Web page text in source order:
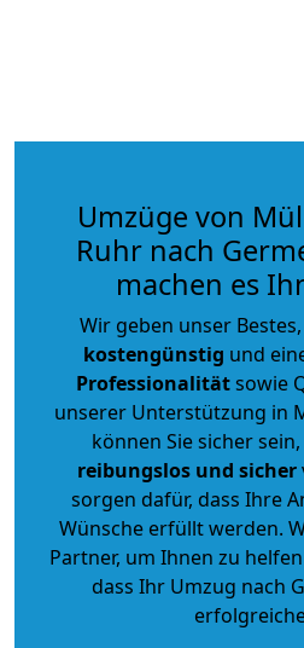
Umzüge von
Ruhr nach
machen es
Wir geben unser
kostengünstig und
Professionalitätsowie
unserer Unterstützung in
können Sie sicher
reibungslos und sicher
sorgen dafür, dass Ihre
Wünsche erfüllt werden.
Partner, um Ihnen zu
dass Ihr Umzug nach